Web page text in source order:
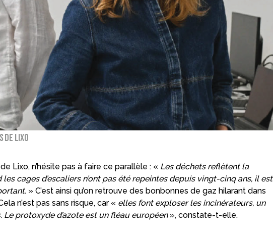
de Lixo
Lixo, n’hésite pas à faire ce parallèle : « Les déchets reflètent la
cages d’escaliers n’ont pas été repeintes depuis vingt-cinq ans, il est
» C’est ainsi qu’on retrouve des bonbonnes de gaz hilarant dans
n’est pas sans risque, car « elles font exploser les incinérateurs, un
protoxyde d’azote est un fléau européen», constate-t-elle.